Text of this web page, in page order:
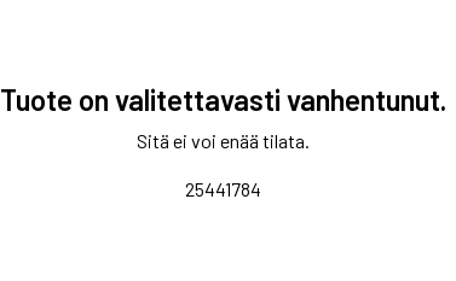
Tuote on valitettavasti vanhentunut.
Sitä ei voi enää tilata.
25441784